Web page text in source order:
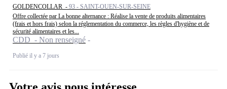
GOLDENCOLLAR - 93 - SAINT-OUEN-SUR-SEINE
Offre collectée par La bonne alternance : Réalise la vente de produits alimentaires
(frais et hors frais) selon la réglementation du commerce, les règles d'hygiène et de
sécurité alimentaires et les...
CDD - Non renseigné
Publié il y a 7 jours